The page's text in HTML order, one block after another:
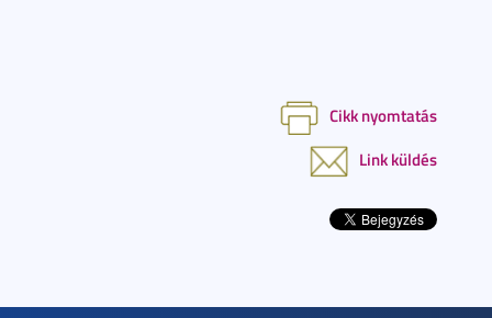
Cikk nyomtatás
Link küldés